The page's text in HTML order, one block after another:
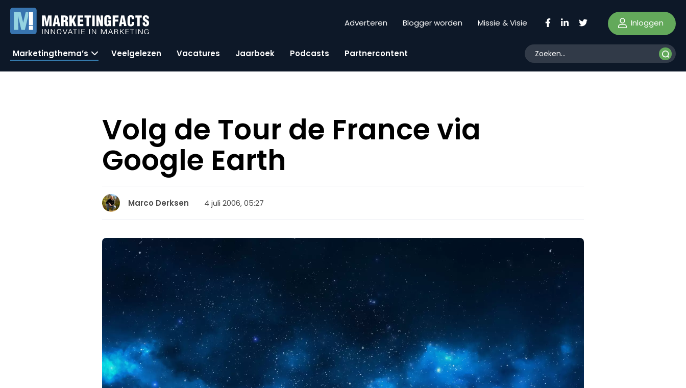
Adverteren Blogger worden Missie & Visie Inloggen
Marketingthema’s Veelgelezen Vacatures Jaarboek Podcasts Partnercontent
Volg de Tour de France via
Google Earth
Marco Derksen 4 juli 2006, 05:27